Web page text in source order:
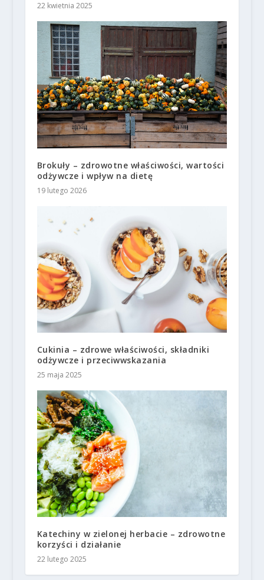
22 kwietnia 2025
Brokuły – zdrowotne właściwości, wartości
odżywcze i wpływ na dietę
19 lutego 2026
Cukinia – zdrowe właściwości, składniki
odżywcze i przeciwwskazania
25 maja 2025
Katechiny w zielonej herbacie – zdrowotne
korzyści i działanie
22 lutego 2025